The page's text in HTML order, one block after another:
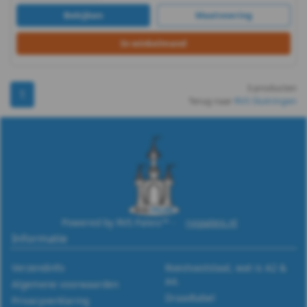
A2
-
m6
Bekijken Maatvoering
In winkelmand
RVS Sluitringen
Powered by RVS Paleis™ - rvspaleis.nl
Informatie
Verzendinfo
Algemene voorwaarden
Privacyverklaring
Roestvaststaal, wat is A2 &
A4.
Draadtabel